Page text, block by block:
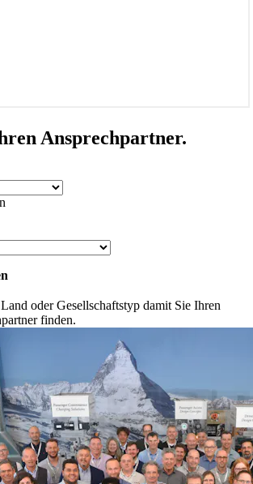
Ansprechpartner.
oder Gesellschaftstyp damit Sie Ihren
finden.